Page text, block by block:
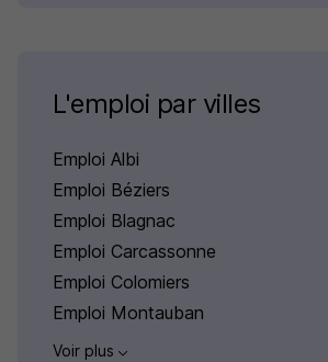
L'emploi par villes
Emploi Albi
Emploi Béziers
Emploi Blagnac
Emploi Carcassonne
Emploi Colomiers
Emploi Montauban
Voir plus